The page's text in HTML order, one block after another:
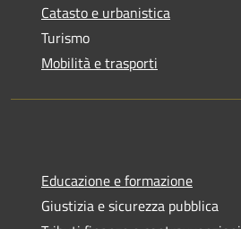
Catasto e urbanistica
Turismo
Mobilità e trasporti
Educazione e formazione
Giustizia e sicurezza pubblica